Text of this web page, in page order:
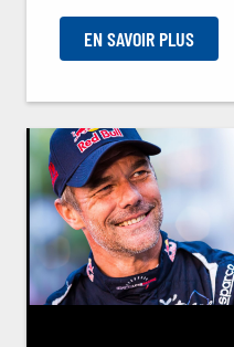
EN SAVOIR PLUS